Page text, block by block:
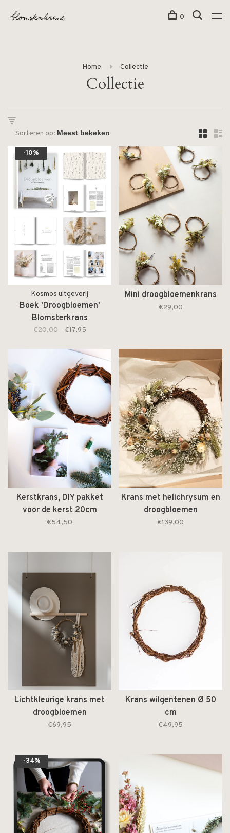
0
Home Collectie
Collectie
Sorteren op:
-10%
Kosmos uitgeverij
Boek 'Droogbloemen'
Blomsterkrans
€20,00 €17,95
Mini droogbloemenkrans
€29,00
Kerstkrans, DIY pakket
voor de kerst 20cm
€54,50
Krans met helichrysum en
droogbloemen
€139,00
Lichtkleurige krans met
droogbloemen
€69,95
Krans wilgentenen Ø 50
cm
€49,95
-34%